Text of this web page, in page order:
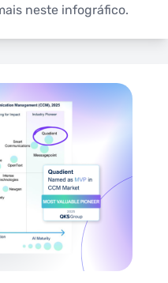
neste infográfico.